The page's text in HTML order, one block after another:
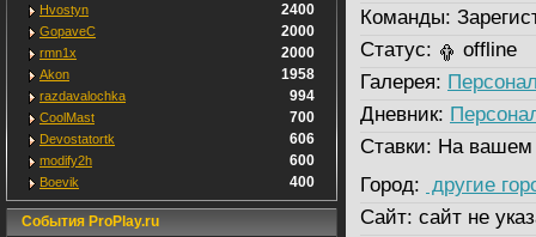
Hvostyn 2400
GopaveC 2000
rmn1x 2000
Akon 1958
razdavalochka 994
CoolMast 700
Devostatortk 606
modify2h 600
Boevik 400
События ProPlay.ru
Команды:
Статус:
offline
Галерея:
Дневник:
Ставки: На вашем
Город: другие
Сайт: сайт не